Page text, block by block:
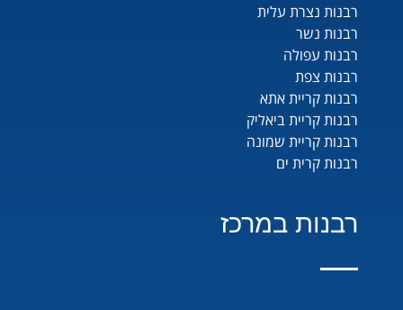
רבנות נצרת עלית
רבנות נשר
רבנות עפולה
רבנות צפת
רבנות קריית אתא
רבנות קריית ביאליק
רבנות קריית שמונה
רבנות קרית ים
רבנות במרכז